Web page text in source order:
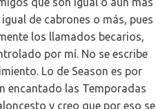
de cabrones o más, pues
los llamados becarios,
por mí. No se escribe
Lo de Season es por
encantado las Temporadas
y creo que por eso se